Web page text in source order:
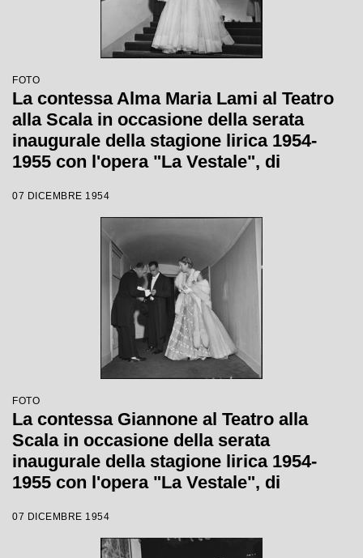
FOTO
La contessa Alma Maria Lami al Teatro
alla Scala in occasione della serata
inaugurale della stagione lirica 1954-
1955 con l'opera "La Vestale", di
Votto, con la regia di Luchino Visconti
07 DICEMBRE 1954
FOTO
La contessa Giannone al Teatro alla
Scala in occasione della serata
inaugurale della stagione lirica 1954-
1955 con l'opera "La Vestale", di
Votto, con la regia di Luchino Visconti
07 DICEMBRE 1954